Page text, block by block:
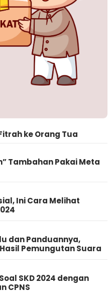
ke Orang Tua
Tambahan Pakai Meta
Ini Cara Melihat
dan Panduannya,
Pemungutan Suara
SKD 2024 dengan
CPNS